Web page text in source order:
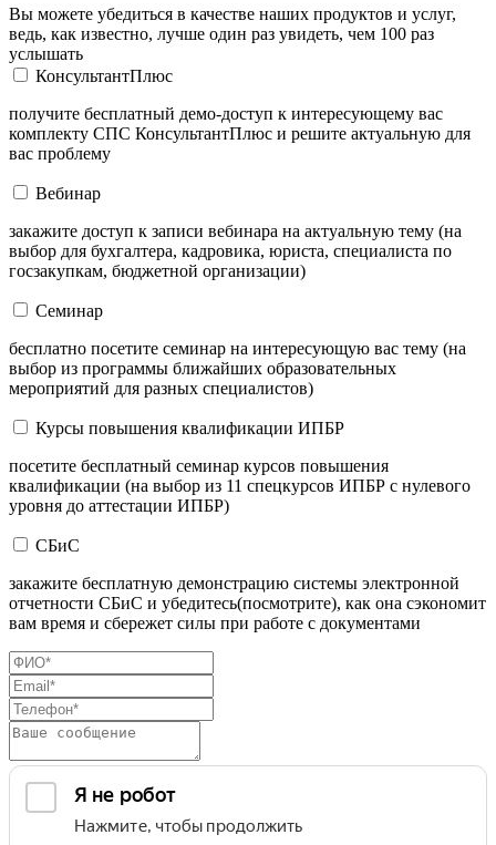
Вы можете убедиться в качестве наших продуктов и услуг,
ведь, как известно, лучше один раз увидеть, чем 100 раз
услышать
КонсультантПлюс
получите бесплатный демо-доступ к интересующему вас
комплекту СПС КонсультантПлюс и решите актуальную для
вас проблему
Вебинар
закажите доступ к записи вебинара на актуальную тему (на
выбор для бухгалтера, кадровика, юриста, специалиста по
госзакупкам, бюджетной организации)
Семинар
бесплатно посетите семинар на интересующую вас тему (на
выбор из программы ближайших образовательных
мероприятий для разных специалистов)
Курсы повышения квалификации ИПБР
посетите бесплатный семинар курсов повышения
квалификации (на выбор из 11 спецкурсов ИПБР с нулевого
уровня до аттестации ИПБР)
СБиС
закажите бесплатную демонстрацию системы электронной
отчетности СБиС и убедитесь(посмотрите), как она сэкономит
вам время и сбережет силы при работе с документами